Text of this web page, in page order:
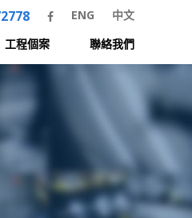
ENG
中文
工程個案 聯絡我們